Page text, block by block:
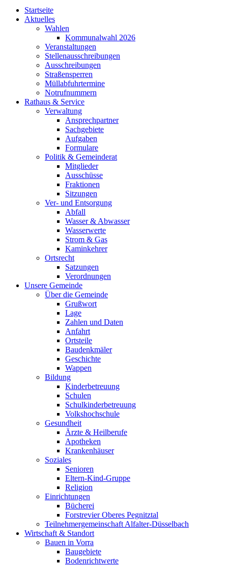
Startseite
Aktuelles
Wahlen
Kommunalwahl 2026
Veranstaltungen
Stellenausschreibungen
Ausschreibungen
Straßensperren
Müllabfuhrtermine
Notrufnummern
Rathaus & Service
Verwaltung
Ansprechpartner
Sachgebiete
Aufgaben
Formulare
Politik & Gemeinderat
Mitglieder
Ausschüsse
Fraktionen
Sitzungen
Ver- und Entsorgung
Abfall
Wasser & Abwasser
Wasserwerte
Strom & Gas
Kaminkehrer
Ortsrecht
Satzungen
Verordnungen
Unsere Gemeinde
Über die Gemeinde
Grußwort
Lage
Zahlen und Daten
Anfahrt
Ortsteile
Baudenkmäler
Geschichte
Wappen
Bildung
Kinderbetreuung
Schulen
Schulkinderbetreuung
Volkshochschule
Gesundheit
Ärzte & Heilberufe
Apotheken
Krankenhäuser
Soziales
Senioren
Eltern-Kind-Gruppe
Religion
Einrichtungen
Bücherei
Forstrevier Oberes Pegnitztal
Teilnehmergemeinschaft Alfalter-Düsselbach
Wirtschaft & Standort
Bauen in Vorra
Baugebiete
Bodenrichtwerte